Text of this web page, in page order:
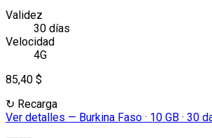
Validez
30 días
Velocidad
4G
85,40 $
↻ Recarga
Ver detalles — Burkina Faso · 10 GB · 30